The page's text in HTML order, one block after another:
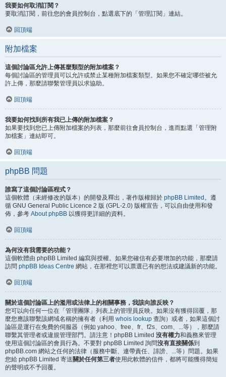
我要如何取消訂閱？
要取消訂閱，前往您的會員控制台，點選底下的「管理訂閱」連結。
回頂端
附加檔案
這個討論區允許上傳甚麼類型的附加檔案？
每個討論區的管理員可以允許或禁止某種附加檔案類型。如果您不確定哪些被允
許上傳，那麼請聯繫管理員以求協助。
回頂端
我要如何找到所有我已上傳的附加檔案？
如果要找到您已上傳附加檔案的列表，那麼前往會員控制台，進而點選「管理附
加檔案」連結即可。
回頂端
phpBB 問題
誰寫了這個討論區程式？
這個軟體（未經修改的版本）的開發及釋出，著作版權歸於 phpBB Limited 。遵
循 GNU General Public Licence 2 版 (GPL-2.0) 版權宣告，可以自由使用和發
佈，參考 About phpBB 以獲得更詳細的資料。
回頂端
為何沒有我需要的功能？
這個軟體由 phpBB Limited 編寫與授權。如果您確信有必要增加的功能，那麼請
訪問 phpBB Ideas Centre 網站，在那裡您可以票選已有的想法或建議新的功能。
回頂端
關於這個討論區上的濫用或法律上的相關事務，我該向誰反映？
您可以向任何一位在「管理團隊」列表上的管理員反映。如果沒有獲得回覆，那
麼您應該聯繫該網域名稱的擁有者（利用 whois lookup 查詢）或者，如果這個討
論區是運行在免費的伺服器（例如 yahoo、free、fr、f2s、com、...等），那麼請
聯繫其管理者或違規管理部門。請注意！phpBB Limited 沒有權力和義務來管理
使用這個討論區的會員行為。不要對 phpBB Limited 詢問沒有直接關係到
phpBB.com 網站之任何的法律（服務中斷、連帶責任、誹謗、...等）問題。如果
您給 phpBB Limited 寄送關於任何第三者使用此軟體的信件，都將可能獲得簡短
的聲明或不予回覆。